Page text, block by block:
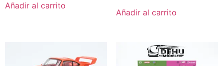
Añadir al carrito
Añadir al carrito